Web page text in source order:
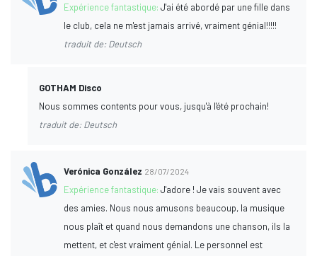
Expérience fantastique:J'ai été abordé par une fille dans
le club, cela ne m'est jamais arrivé, vraiment génial!!!!!
traduit de: Deutsch
GOTHAM Disco
Nous sommes contents pour vous, jusqu'à l'été prochain!
traduit de: Deutsch
Verónica González 28/07/2024
Expérience fantastique:J'adore ! Je vais souvent avec
des amies. Nous nous amusons beaucoup, la musique
nous plaît et quand nous demandons une chanson, ils la
mettent, et c'est vraiment génial. Le personnel est